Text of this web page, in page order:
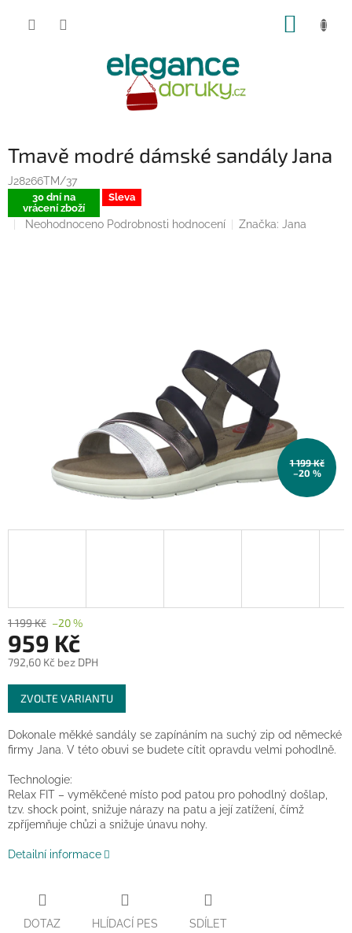
Tmavě modré dámské sandály Jana
J28266TM/37
30 dní na
vrácení zboží
Sleva
Průměrné
Neohodnoceno Podrobnosti hodnocení Značka:Jana
1 199 Kč
–20 %
1 199 Kč –20 %
959 Kč
792,60 Kč bez DPH
Měrná
cena:
ZVOLTE VARIANTU
Dokonale měkké sandály se zapínáním na suchý zip od německé
firmy Jana. V této obuvi se budete cítit opravdu velmi pohodlně.
Technologie:
Relax FIT – vyměkčené místo pod patou pro pohodlný došlap,
tzv. shock point, snižuje nárazy na patu a její zatížení, čímž
zpříjemňuje chůzi a snižuje únavu nohy.
Detailní informace
DOTAZ HLÍDACÍ PES SDÍLET